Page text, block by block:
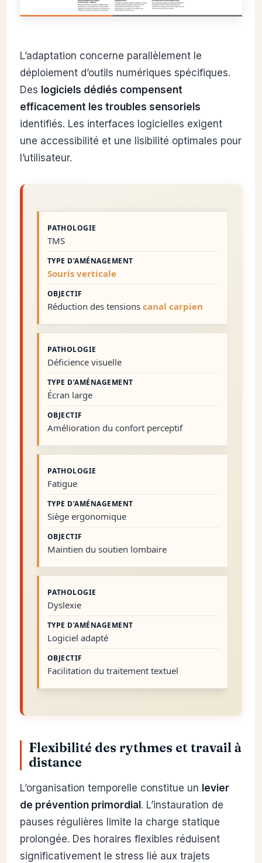
L’adaptation concerne parallèlement le
déploiement d’outils numériques spécifiques.
Des logiciels dédiés compensent
efficacement les troubles sensoriels
identifiés. Les interfaces logicielles exigent
une accessibilité et une lisibilité optimales pour
l’utilisateur.
TMS
Souris verticale
Réduction des tensions canal carpien
Déficience visuelle
Écran large
Amélioration du confort perceptif
Fatigue
Siège ergonomique
Maintien du soutien lombaire
Dyslexie
Logiciel adapté
Facilitation du traitement textuel
Flexibilité des rythmes et travail à
distance
L’organisation temporelle constitue un levier
de prévention primordial . L’instauration de
pauses régulières limite la charge statique
prolongée. Des horaires flexibles réduisent
significativement le stress lié aux trajets